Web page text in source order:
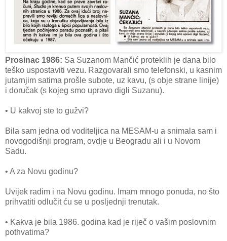
Prosinac 1986: Sa Suzanom Mančić proteklih je dana bilo
teško uspostaviti vezu. Razgovarali smo telefonski, u kasnim
jutarnjim satima prošle subote, uz kavu, (s obje strane linije)
i doručak (s kojeg smo upravo digli Suzanu).
• U kakvoj ste to gužvi?
Bila sam jedna od voditeljica na MESAM-u a snimala sam i
novogodišnji program, ovdje u Beogradu ali i u Novom
Sadu.
• A za Novu godinu?
Uvijek radim i na Novu godinu. Imam mnogo ponuda, no što
prihvatiti odlučit ću se u posljednji trenutak.
• Kakva je bila 1986. godina kad je riječ o vašim poslovnim
pothvatima?